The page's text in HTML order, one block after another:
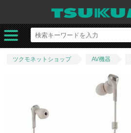
ツクモネットショップ AV機器